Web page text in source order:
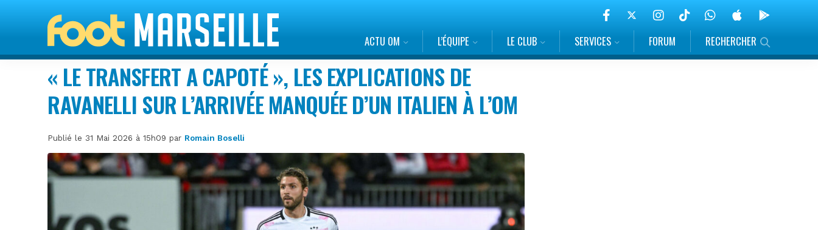
ACTU OM L’ÉQUIPE LE CLUB SERVICES FORUM RECHERCHER
« LE TRANSFERT A CAPOTÉ », LES EXPLICATIONS DE
RAVANELLI SUR L’ARRIVÉE MANQUÉE D’UN ITALIEN À L’OM
Publié le 31 Mai 2026 à 15h09 par Romain Boselli